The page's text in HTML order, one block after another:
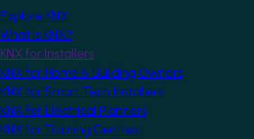
Explore KNX
What is KNX?
KNX for Installers
KNX for Home & Building Owners
KNX for Smart Tech Installers
KNX for Electrical Planners
KNX for Training Centres